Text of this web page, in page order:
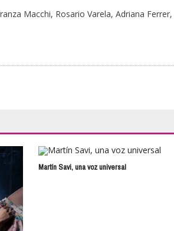
Macchi, Rosario Varela, Adriana Ferrer,
Martín Savi, una voz universal